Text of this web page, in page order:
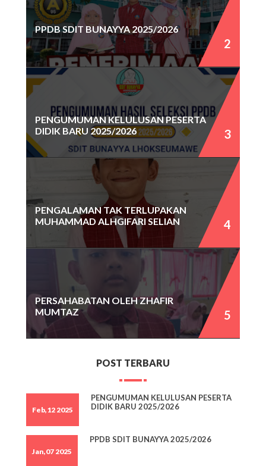
PPDB SDIT BUNAYYA 2025/2026
PENGUMUMAN KELULUSAN PESERTA
DIDIK BARU 2025/2026
PENGALAMAN TAK TERLUPAKAN
MUHAMMAD ALHGIFARI SELIAN
PERSAHABATAN OLEH ZHAFIR
MUMTAZ
POST TERBARU
Feb,12 2025
PENGUMUMAN KELULUSAN PESERTA
DIDIK BARU 2025/2026
Jan,07 2025
PPDB SDIT BUNAYYA 2025/2026